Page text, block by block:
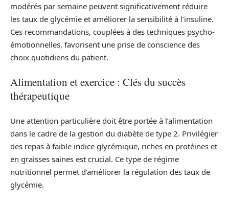
modérés par semaine peuvent significativement réduire
les taux de glycémie et améliorer la sensibilité à l’insuline.
Ces recommandations, couplées à des techniques psycho-
émotionnelles, favorisent une prise de conscience des
choix quotidiens du patient.
Alimentation et exercice : Clés du succès
thérapeutique
Une attention particulière doit être portée à l’alimentation
dans le cadre de la gestion du diabète de type 2. Privilégier
des repas à faible indice glycémique, riches en protéines et
en graisses saines est crucial. Ce type de régime
nutritionnel permet d’améliorer la régulation des taux de
glycémie.